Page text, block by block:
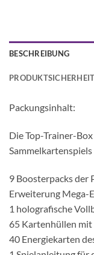
BESCHREIBUNG
PRODUKTSICHERHEIT
Packungsinhalt:
Die Top-Trainer-
9 Boosterpacks der
Erweiterung Mega-
1 holografische
65 Kartenhüllen
40 Energiekarten